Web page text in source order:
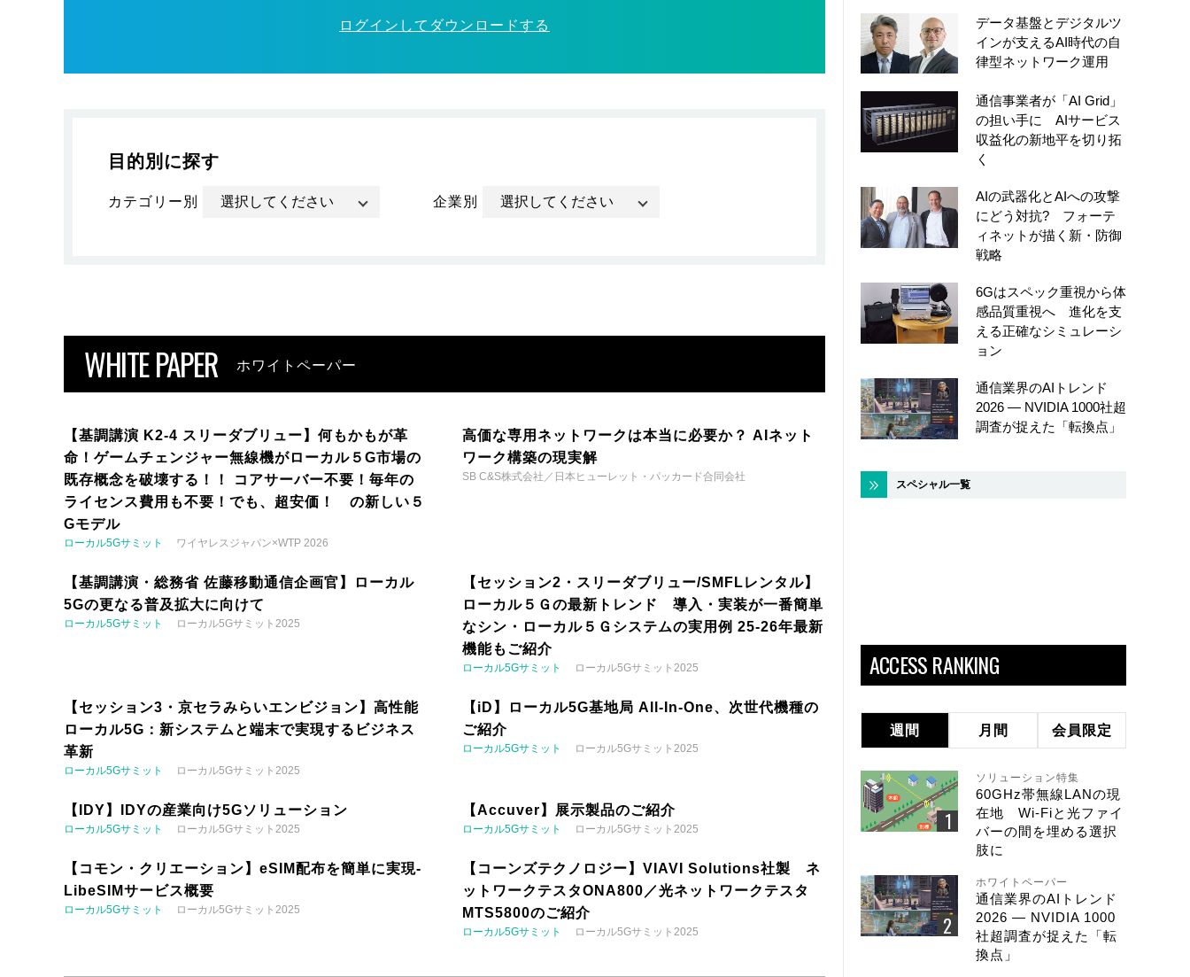
ログインしてダウンロードする
目的別に探す
カテゴリー別 企業別
WHITE PAPER ホワイトペーパー
【基調講演 K2-4 スリーダブリュー】何もかもが革
命！ゲームチェンジャー無線機がローカル５G市場の
既存概念を破壊する！！ コアサーバー不要！毎年の
ライセンス費用も不要！でも、超安価！ の新しい５
Gモデル
ローカル5Gサミット ワイヤレスジャパン×WTP 2026
高価な専用ネットワークは本当に必要か？ AIネット
ワーク構築の現実解
SB C&S株式会社／日本ヒューレット・パッカード合同会社
【基調講演・総務省 佐藤移動通信企画官】ローカル
5Gの更なる普及拡大に向けて
ローカル5Gサミット ローカル5Gサミット2025
【セッション2・スリーダブリュー/SMFLレンタル】
ローカル５Ｇの最新トレンド 導入・実装が一番簡単
なシン・ローカル５Ｇシステムの実用例 25-26年最新
機能もご紹介
ローカル5Gサミット ローカル5Gサミット2025
【セッション3・京セラみらいエンビジョン】高性能
ローカル5G：新システムと端末で実現するビジネス
革新
ローカル5Gサミット ローカル5Gサミット2025
【iD】ローカル5G基地局 All-In-One、次世代機種の
ご紹介
ローカル5Gサミット ローカル5Gサミット2025
【IDY】IDYの産業向け5Gソリューション
ローカル5Gサミット ローカル5Gサミット2025
【Accuver】展示製品のご紹介
ローカル5Gサミット ローカル5Gサミット2025
【コモン・クリエーション】eSIM配布を簡単に実現-
LibeSIMサービス概要
ローカル5Gサミット ローカル5Gサミット2025
【コーンズテクノロジー】VIAVI Solutions社製 ネ
ットワークテスタONA800／光ネットワークテスタ
MTS5800のご紹介
ローカル5Gサミット ローカル5Gサミット2025
データ基盤とデジタルツ
インが支えるAI時代の自
律型ネットワーク運用
通信事業者が「AI Grid」
の担い手に AIサービス
収益化の新地平を切り拓
く
AIの武器化とAIへの攻撃
にどう対抗? フォーテ
ィネットが描く新・防御
戦略
6Gはスペック重視から体
感品質重視へ 進化を支
える正確なシミュレーシ
ョン
通信業界のAIトレンド
2026 ― NVIDIA 1000社超
調査が捉えた「転換点」
スペシャル一覧
ACCESS RANKING
週間 月間 会員限定
ソリューション特集
60GHz帯無線LANの現
在地 Wi-Fiと光ファイ
バーの間を埋める選択
肢に
ホワイトペーパー
通信業界のAIトレンド
2026 ― NVIDIA 1000
社超調査が捉えた「転
換点」